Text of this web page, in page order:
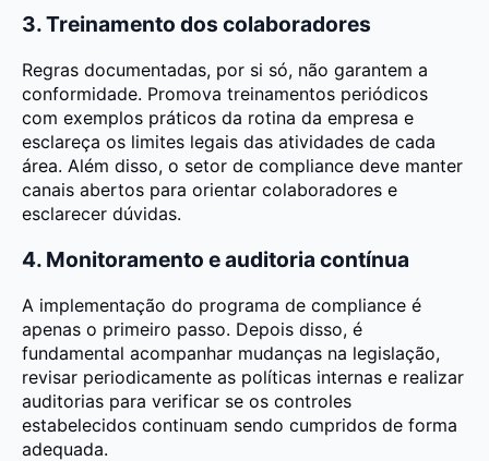
3. Treinamento dos colaboradores
Regras documentadas, por si só, não garantem a
conformidade. Promova treinamentos periódicos
com exemplos práticos da rotina da empresa e
esclareça os limites legais das atividades de cada
área. Além disso, o setor de compliance deve manter
canais abertos para orientar colaboradores e
esclarecer dúvidas.
4. Monitoramento e auditoria contínua
A implementação do programa de compliance é
apenas o primeiro passo. Depois disso, é
fundamental acompanhar mudanças na legislação,
revisar periodicamente as políticas internas e realizar
auditorias para verificar se os controles
estabelecidos continuam sendo cumpridos de forma
adequada.